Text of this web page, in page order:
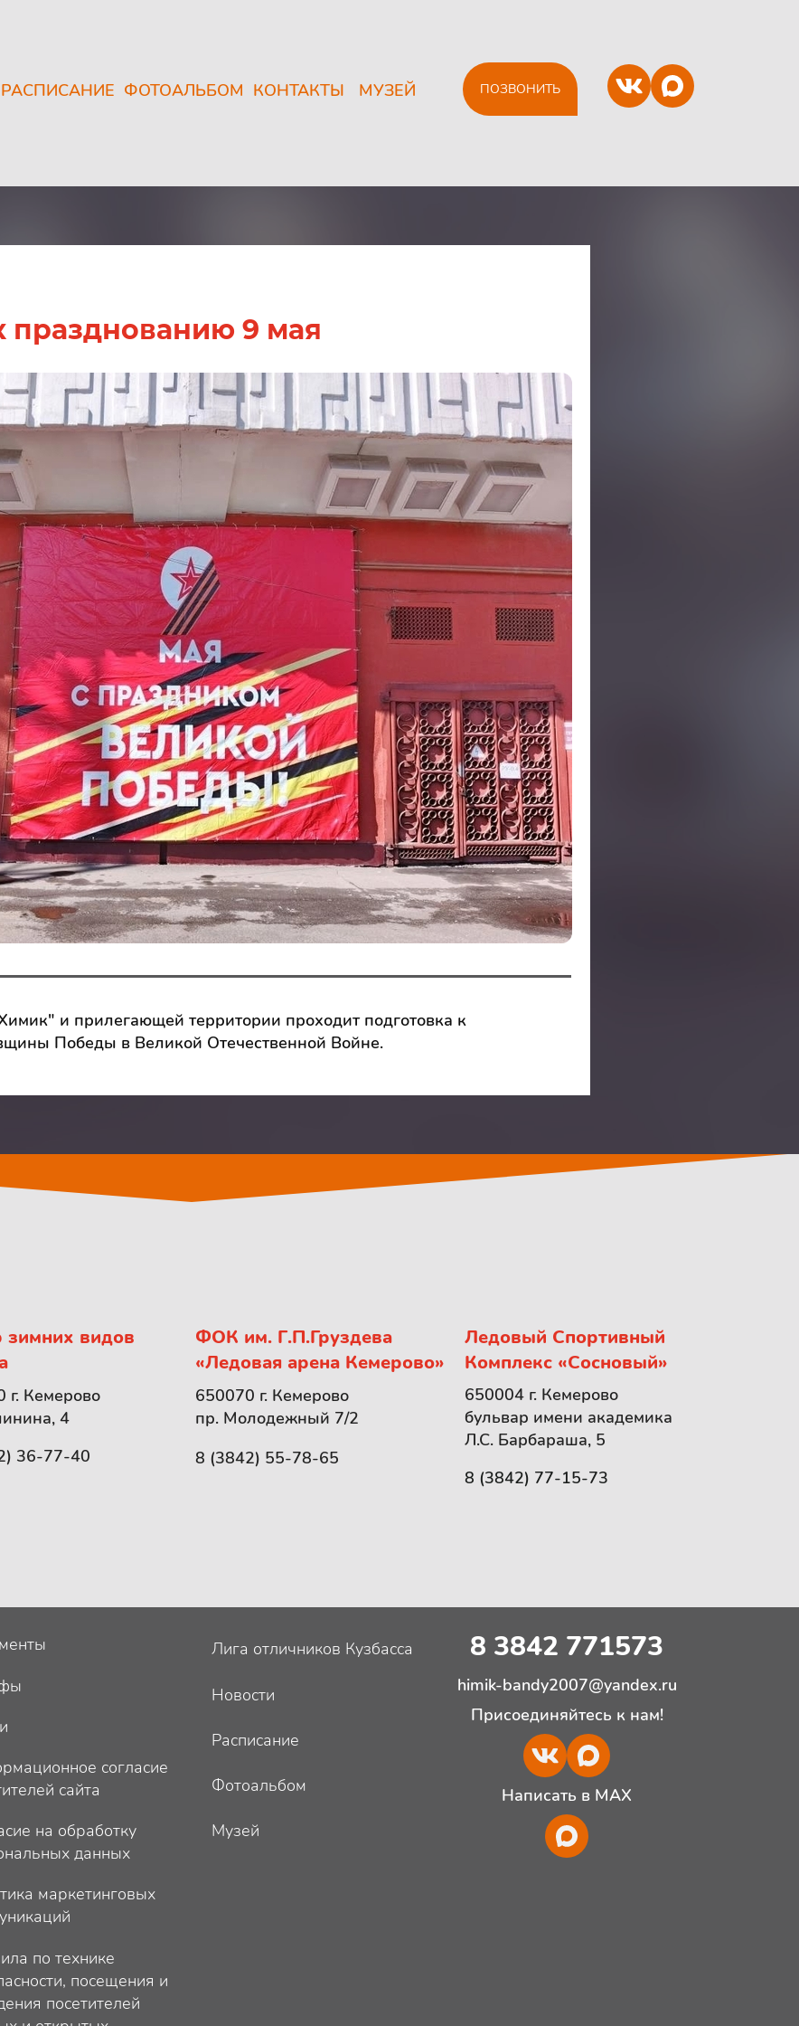
РАСПИСАНИЕ ФОТОАЛЬБОМ КОНТАКТЫ МУЗЕЙ ПОЗВОНИТЬ
празднованию 9 мая
и прилегающей территории проходит подготовка к
Победы в Великой Отечественной Войне.
зимних видов
г. Кемерово
4
36-77-40
ФОК им. Г.П.Груздева
«Ледовая арена Кемерово»
650070 г. Кемерово
пр. Молодежный 7/2
8 (3842) 55-78-65
Ледовый Спортивный
Комплекс «Сосновый»
650004 г. Кемерово
бульвар имени академика
Л.С. Барбараша, 5
8 (3842) 77-15-73
согласие
сайта
на обработку
данных
маркетинговых
по технике
посещения и
посетителей
Лига отличников Кузбасса
Новости
Расписание
Фотоальбом
Музей
8 3842 771573
himik-bandy2007@yandex.ru
Присоединяйтесь к нам!
Написать в MAX